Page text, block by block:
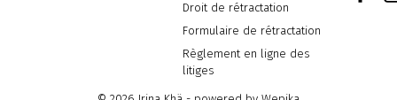
Droit de rétractation
Formulaire de rétractation
Règlement en ligne des
litiges